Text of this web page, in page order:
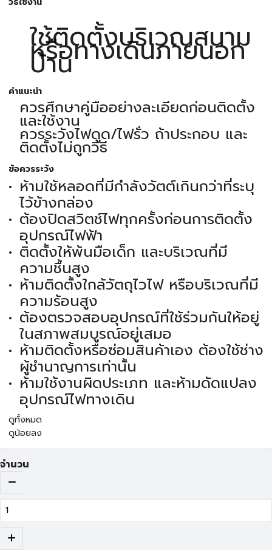
ใช้ติดตั้งบริเวณสนาม
หรือทางเดินภายนอก
บ้าน
คำแนะนำ
ควรศึกษาคู่มืออย่างละเอียดก่อนติดตั้ง
และใช้งาน
ควรระวังไฟดูด/ไฟรั่ว ถ้าประกอบ และ
ติดตั้งไม่ถูกวิธี
ข้อควรระวัง
ห้ามใช้หลอดที่มีกำลังวัตต์เกินกว่าที่ระบุ
ไว้ข้างกล่อง
ต้องปิดสวิตช์ไฟทุกครั้งก่อนการติดตั้ง
อุปกรณ์ไฟฟ้า
ติดตั้งให้พ้นมือเด็ก และบริเวณที่มี
ความชื้นสูง
ห้ามติดตั้งใกล้วัตถุไวไฟ หรือบริเวณที่มี
ความร้อนสูง
ต้องตรวจสอบอุปกรณ์ที่ใช้ร่วมกันให้อยู่
ในสภาพสมบูรณ์อยู่เสมอ
ห้ามติดตั้งหรือซ่อมสินค้าเอง ต้องใช้ช่าง
ผู้ชำนาญการเท่านั้น
ห้ามใช้งานผิดประเภท และห้ามดัดแปลง
อุปกรณ์ไฟทางเดิน
ดูทั้งหมด
ดูน้อยลง
จำนวน